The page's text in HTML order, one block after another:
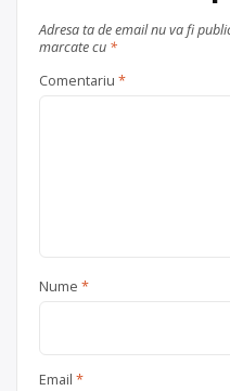
Adresa ta de email nu va fi
marcate cu *
Comentariu *
Nume *
Email *